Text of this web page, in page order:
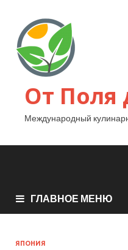
От Поля
Международный
ГЛАВНОЕ МЕНЮ
ЯПОНИЯ